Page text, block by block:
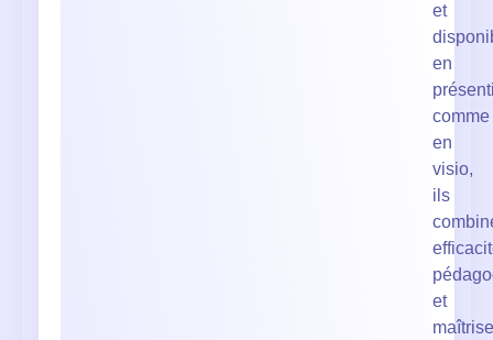
et
en
comme
en
visio,
ils
et
maîtrise